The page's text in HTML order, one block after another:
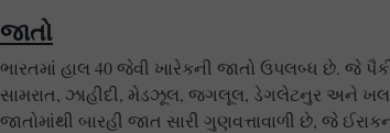
જાતો
ભારતમાં હાલ 40 જેવી ખારેકની જાતો ઉપલબ્ધ છે. જે
સામરાત, ઝાહીદી, મેડઝૂલ, જગલૂલ, ડેગલેટનુર અને
જાતોમાંથી બારહી જાત સારી ગુણવત્તાવાળી છે, જે